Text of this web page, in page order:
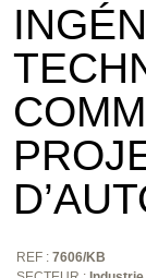
REF : 7606/KB